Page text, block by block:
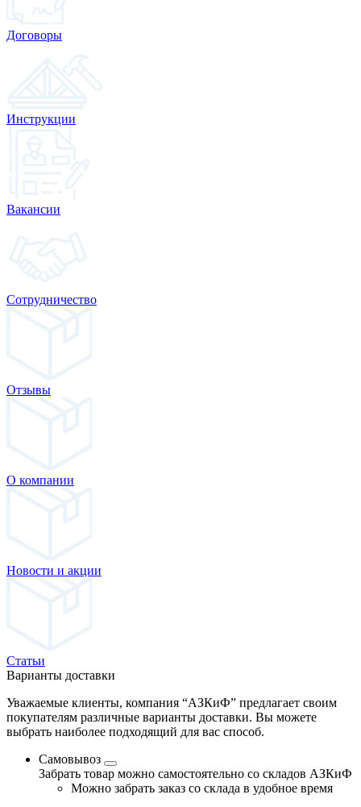
Договоры
Инструкции
Вакансии
Сотрудничество
Отзывы
О компании
Новости и акции
Статьи
Варианты доставки
Уважаемые клиенты, компания “АЗКиФ” предлагает своим
покупателям различные варианты доставки. Вы можете
выбрать наиболее подходящий для вас способ.
Самовывоз
Забрать товар можно самостоятельно со складов АЗКиФ
Можно забрать заказ со склада в удобное время